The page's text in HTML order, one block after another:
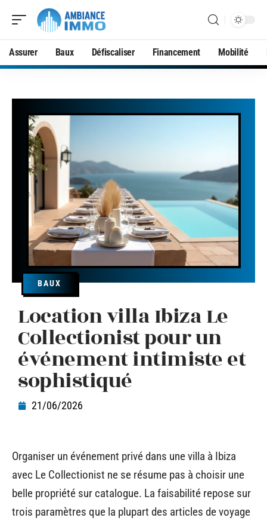
Assurer Baux Défiscaliser Financement Mobilité
BAUX
Location villa Ibiza Le
Collectionist pour un
événement intimiste et
sophistiqué
21/06/2026
Organiser un événement privé dans une villa à Ibiza
avec Le Collectionist ne se résume pas à choisir une
belle propriété sur catalogue. La faisabilité repose sur
trois paramètres que la plupart des articles de voyage